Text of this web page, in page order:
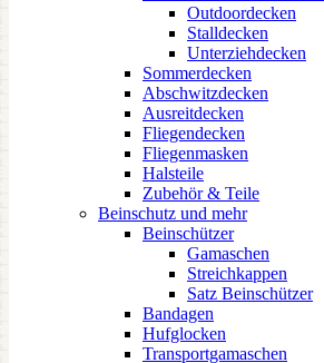
Outdoordecken
Stalldecken
Unterziehdecken
Sommerdecken
Abschwitzdecken
Ausreitdecken
Fliegendecken
Fliegenmasken
Halsteile
Zubehör & Teile
Beinschutz und mehr
Beinschützer
Gamaschen
Streichkappen
Satz Beinschützer
Bandagen
Hufglocken
Transportgamaschen